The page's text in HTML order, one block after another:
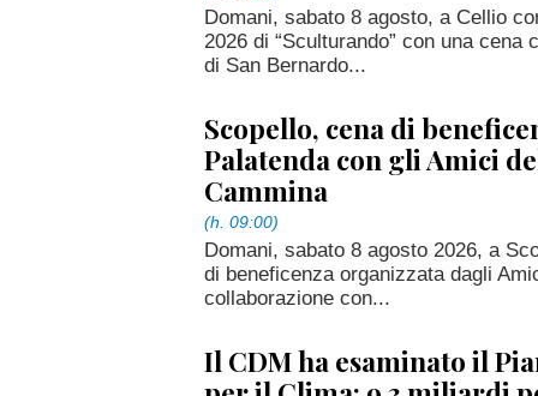
Domani, sabato 8 agosto, a Cellio
2026 di “Sculturando” con una cena
di San Bernardo...
Scopello, cena di
Palatenda con gli Amici
Cammina
(h. 09:00)
Domani, sabato 8 agosto 2026, a
di beneficenza organizzata dagli
collaborazione con...
Il CDM ha esaminato il